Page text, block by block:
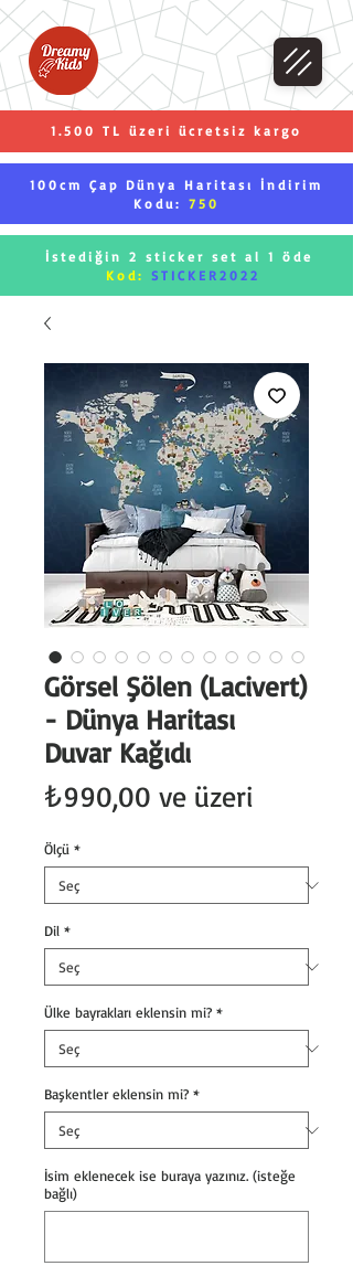
1.500 TL üzeri ücretsiz kargo
100cm Çap Dünya Haritası İndirim
Kodu: 750
İstediğin 2 sticker set al 1 öde
Kod: STICKER2022
Görsel Şölen (Lacivert)
- Dünya Haritası
Duvar Kağıdı
₺990,00 ve üzeri
Ölçü *
Dil *
Ülke bayrakları eklensin mi? *
Başkentler eklensin mi? *
İsim eklenecek ise buraya yazınız. (isteğe
bağlı)